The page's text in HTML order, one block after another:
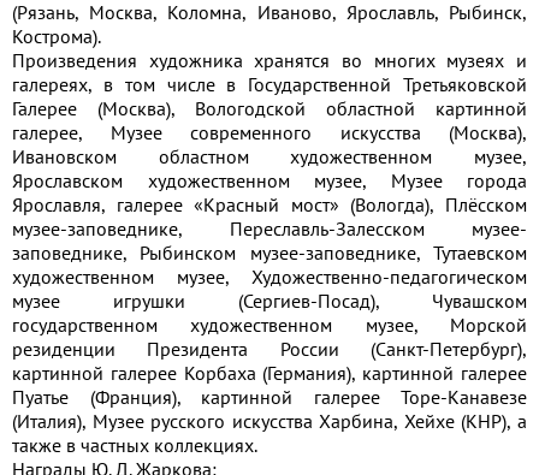
(Рязань, Москва, Коломна, Иваново, Ярославль, Рыбинск,
Кострома).
Произведения художника хранятся во многих музеях и
галереях, в том числе в Государственной Третьяковской
Галерее (Москва), Вологодской областной картинной
галерее, Музее современного искусства (Москва),
Ивановском областном художественном музее,
Ярославском художественном музее, Музее города
Ярославля, галерее «Красный мост» (Вологда), Плёсском
музее-заповеднике, Переславль-Залесском музее-
заповеднике, Рыбинском музее-заповеднике, Тутаевском
художественном музее, Художественно-педагогическом
музее игрушки (Сергиев-Посад), Чувашском
государственном художественном музее, Морской
резиденции Президента России (Санкт-Петербург),
картинной галерее Корбаха (Германия), картинной галерее
Пуатье (Франция), картинной галерее Торе-Канавезе
(Италия), Музее русского искусства Харбина, Хейхе (КНР), а
также в частных коллекциях.
Награды Ю. Д. Жаркова: